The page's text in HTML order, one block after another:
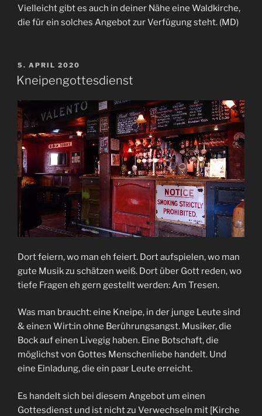
Vielleicht gibt es auch in deiner Nähe eine Waldkirche,
die für ein solches Angebot zur Verfügung steht. (MD)
VERÖFFENTLICHT
AM
5. APRIL 2020
Kneipengottesdienst
Dort feiern, wo man eh feiert. Dort aufspielen, wo man
gute Musik zu schätzen weiß. Dort über Gott reden, wo
tiefe Fragen eh gern gestellt werden: Am Tresen.
Was man braucht: eine Kneipe, in der junge Leute sind
& eine:n Wirt:in ohne Berührungsangst. Musiker, die
Bock auf einen Livegig haben. Eine Botschaft, die
möglichst von Gottes Menschenliebe handelt. Und
eine Einladung, die ein paar Leute erreicht.
Es handelt sich bei diesem Angebot um einen
Gottesdienst und ist nicht zu Verwechseln mit [Kirche